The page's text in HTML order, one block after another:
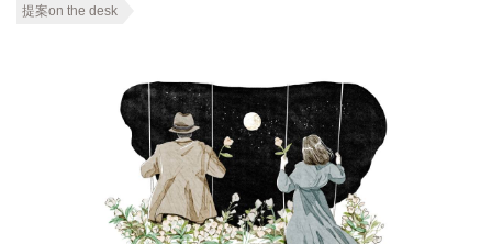
提案on the desk